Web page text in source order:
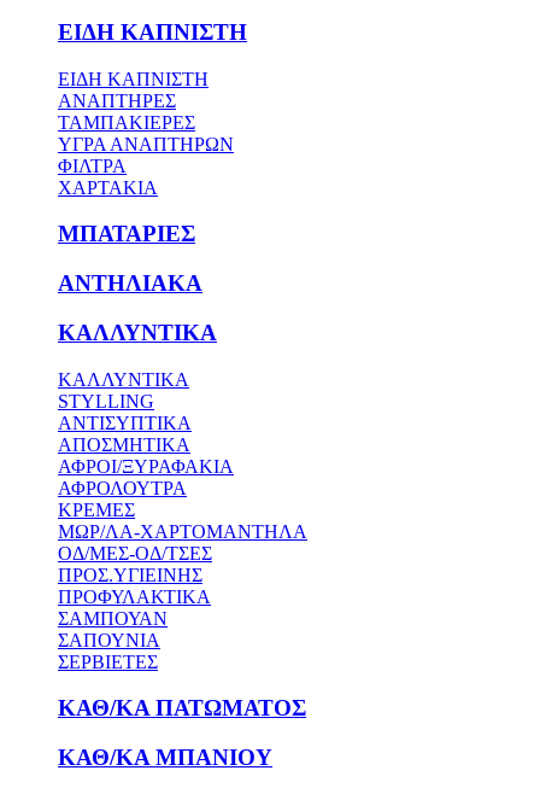
ΕΙΔΗ ΚΑΠΝΙΣΤΗ
ΕΙΔΗ ΚΑΠΝΙΣΤΗ
ΑΝΑΠΤΗΡΕΣ
ΤΑΜΠΑΚΙΕΡΕΣ
ΥΓΡΑ ΑΝΑΠΤΗΡΩΝ
ΦΙΛΤΡΑ
ΧΑΡΤΑΚΙΑ
ΜΠΑΤΑΡΙΕΣ
ΑΝΤΗΛΙΑΚΑ
ΚΑΛΛΥΝΤΙΚΑ
ΚΑΛΛΥΝΤΙΚΑ
STYLLING
ΑΝΤΙΣΥΠΤΙΚΑ
ΑΠΟΣΜΗΤΙΚΑ
ΑΦΡΟΙ/ΞΥΡΑΦΑΚΙΑ
ΑΦΡΟΛΟΥΤΡΑ
ΚΡΕΜΕΣ
ΜΩΡ/ΛΑ-ΧΑΡΤΟΜΑΝΤΗΛΑ
ΟΔ/ΜΕΣ-ΟΔ/ΤΣΕΣ
ΠΡΟΣ.ΥΓΙΕΙΝΗΣ
ΠΡΟΦΥΛΑΚΤΙΚΑ
ΣΑΜΠΟΥΑΝ
ΣΑΠΟΥΝΙΑ
ΣΕΡΒΙΕΤΕΣ
ΚΑΘ/ΚΑ ΠΑΤΩΜΑΤΟΣ
ΚΑΘ/ΚΑ ΜΠΑΝΙΟΥ